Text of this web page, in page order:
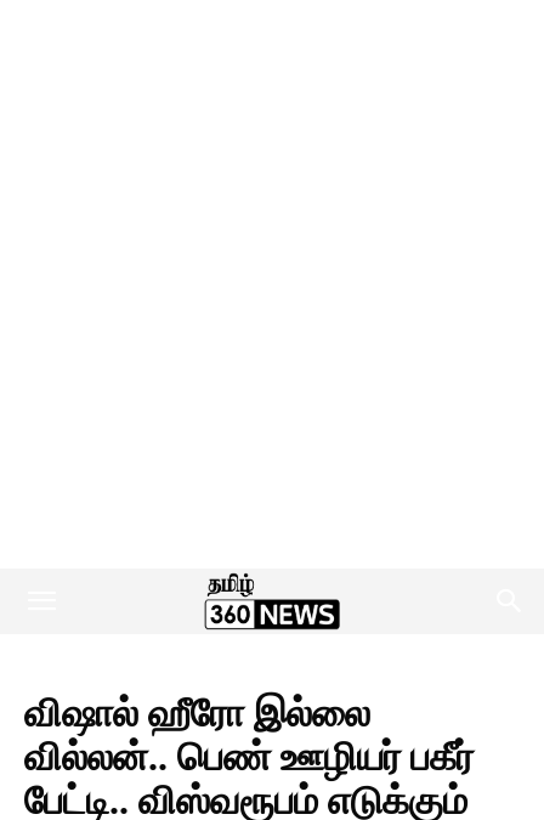
விஷால் ஹீரோ இல்லை
வில்லன்.. பெண் ஊழியர் பகீர்
பேட்டி.. விஸ்வரூபம் எடுக்கும்